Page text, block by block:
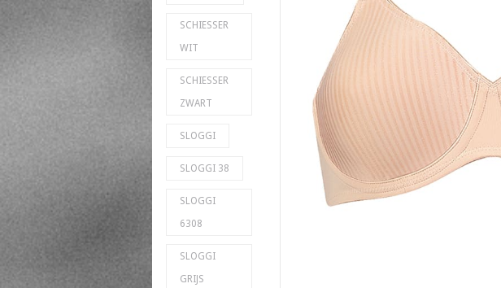
SCHIESSER
WIT
SCHIESSER
ZWART
SLOGGI
SLOGGI 38
SLOGGI
6308
SLOGGI
GRIJS